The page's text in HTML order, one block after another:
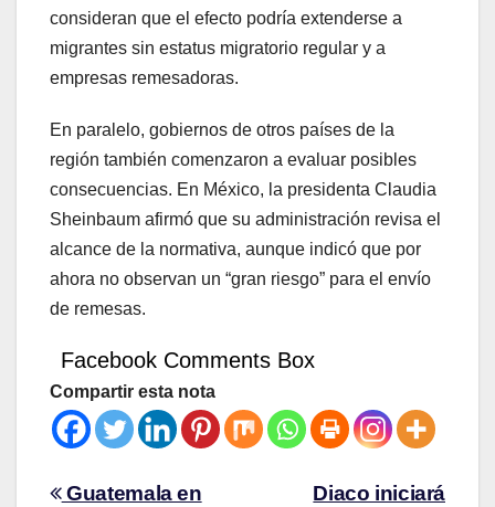
consideran que el efecto podría extenderse a
migrantes sin estatus migratorio regular y a
empresas remesadoras.
En paralelo, gobiernos de otros países de la
región también comenzaron a evaluar posibles
consecuencias. En México, la presidenta Claudia
Sheinbaum afirmó que su administración revisa el
alcance de la normativa, aunque indicó que por
ahora no observan un “gran riesgo” para el envío
de remesas.
Facebook Comments Box
Compartir esta nota
Diaco iniciará
Guatemala en